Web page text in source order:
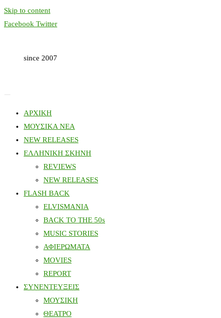
Skip to content
Facebook Twitter
since 2007
ΑΡΧΙΚΗ
ΜΟΥΣΙΚΑ ΝΕΑ
NEW RELEASES
ΕΛΛΗΝΙΚΗ ΣΚΗΝΗ
REVIEWS
NEW RELEASES
FLASH BACK
ELVISMANIA
BACK TO THE 50s
MUSIC STORIES
ΑΦΙΕΡΩΜΑΤΑ
MOVIES
REPORT
ΣΥΝΕΝΤΕΥΞΕΙΣ
ΜΟΥΣΙΚΗ
ΘΕΑΤΡΟ